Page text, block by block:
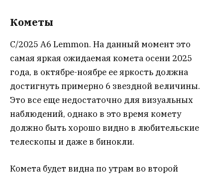
Кометы
C/2025 A6 Lemmon. На данный момент это
самая яркая ожидаемая комета осени 2025
года, в октябре-ноябре ее яркость должна
достигнуть примерно 6 звездной величины.
Это все еще недостаточно для визуальных
наблюдений, однако в это время комету
должно быть хорошо видно в любительские
телескопы и даже в бинокли.
Комета будет видна по утрам во второй